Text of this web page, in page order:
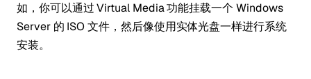
如，你可以通过 Virtual Media 功能挂载一个 Windows
Server 的 ISO 文件，然后像使用实体光盘一样进行系统
安装。